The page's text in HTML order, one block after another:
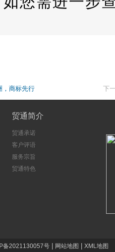
，商标先行 下
贸通简介
贸通承诺
客户评语
服务宗旨
贸通特色
备2021130057号 网站地图 XML地图